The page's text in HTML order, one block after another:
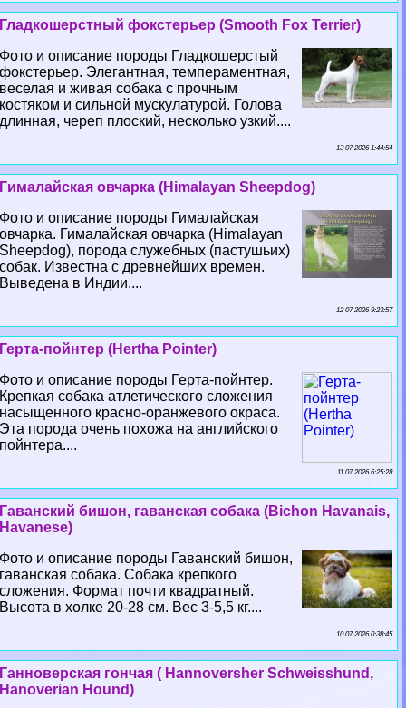
Гладкошерстный фокстерьер (Smooth Fox Terrier)
Фото и описание породы Гладкошерстый
фокстерьер. Элегантная, темпераментная,
веселая и живая собака с прочным
костяком и сильной мускулатурой. Голова
длинная, череп плоский, несколько узкий....
13 07 2026 1:44:54
Гималайская овчарка (Himalayan Sheepdog)
Фото и описание породы Гималайская
овчарка. Гималайская овчарка (Himalayan
Sheepdog), порода служебных (пастушьих)
собак. Известна с древнейших времен.
Выведена в Индии....
12 07 2026 9:23:57
Герта-пойнтер (Hertha Pointer)
Фото и описание породы Герта-пойнтер.
Крепкая собака атлетического сложения
насыщенного красно-оранжевого окраса.
Эта порода очень похожа на английского
пойнтера....
11 07 2026 6:25:28
Гаванский бишон, гаванская собака (Bichon Havanais,
Havanese)
Фото и описание породы Гаванский бишон,
гаванская собака. Собака крепкого
сложения. Формат почти квадратный.
Высота в холке 20-28 см. Вес 3-5,5 кг....
10 07 2026 0:38:45
Ганноверская гончая ( Hannoversher Schweisshund,
Hanoverian Hound)